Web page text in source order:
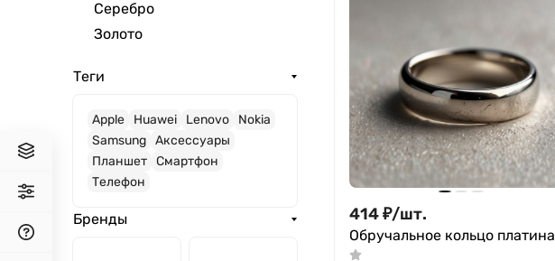
Серебро
Золото
Теги
Apple Huawei Lenovo
Nokia
Samsung Аксессуары
Планшет Смартфон
Телефон
Бренды 414₽/шт.
Обручальное кольцо платина